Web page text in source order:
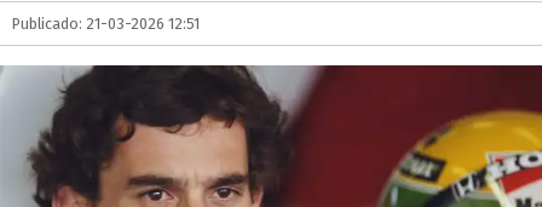
Publicado: 21-03-2026 12:51